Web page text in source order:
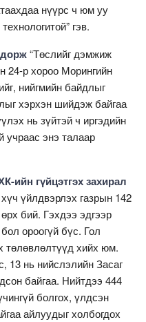
нүүрс ч юм уу
гэв.
“Төслийг дэмжиж
24-р хороо Морингийн
нийгмийн байдлыг
хэрхэн шийдэж байгаа
нь зүйтэй ч иргэдийн
учраас энэ талаар
ийн гүйцэтгэх захирал
үйлдвэрлэх газрын 142
бий. Гэхдээ эдгээр
ороогүй бүс. Гол
төлөвлөлтүүд хийх юм.
13 нь нийслэлийн Засаг
байгаа. Нийтдээ 444
болгох, үлдсэн
айлуудыг холбогдох